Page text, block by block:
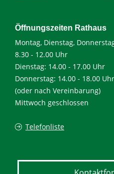
Öffnungszeiten Rathaus
Montag, Dienstag,
8.30 - 12.00 Uhr
Dienstag: 14.00 - 17.00 Uhr
Donnerstag: 14.00 - 18.00 Uhr
(oder nach Vereinbarung)
Mittwoch geschlossen
Telefonliste